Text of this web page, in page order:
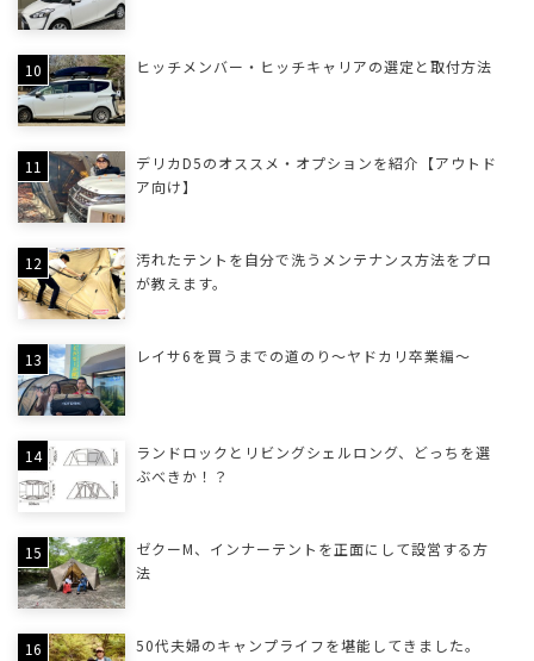
ヒッチメンバー・ヒッチキャリアの選定と取付方法
デリカD5のオススメ・オプションを紹介【アウトド
ア向け】
汚れたテントを自分で洗うメンテナンス方法をプロ
が教えます。
レイサ6を買うまでの道のり〜ヤドカリ卒業編〜
ランドロックとリビングシェルロング、どっちを選
ぶべきか！？
ゼクーM、インナーテントを正面にして設営する方
法
50代夫婦のキャンプライフを堪能してきました。